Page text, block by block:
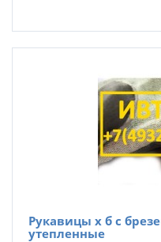
Рукавицы х б с
утепленные